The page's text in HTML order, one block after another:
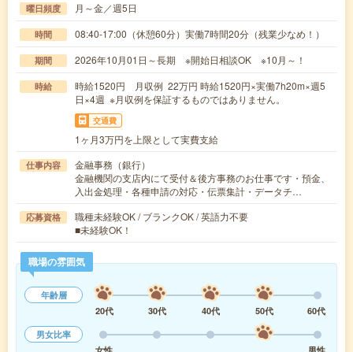
曜日頻度 月～金／週5日
時間 08:40-17:00（休憩60分）実働7時間20分（残業少なめ！）
期間 2026年10月01日～長期 ※開始日相談OK ※10月～！
時給
時給1520円 月収例 22万円 時給1520円×実働7h20m×週5
日×4週 ※月収例を保証するものではありません。
交通費
1ヶ月3万円を上限として実費支給
仕事内容
金融事務（銀行）
金融機関の支店内にて受付＆後方事務のお仕事です・預金、
入出金処理・各種申請の対応・伝票集計・データチ…
応募資格
職種未経験OK / ブランクOK / 英語力不要
■未経験OK！
職場の雰囲気
年齢層
20代
30代 40代 50代
60代
男女比率